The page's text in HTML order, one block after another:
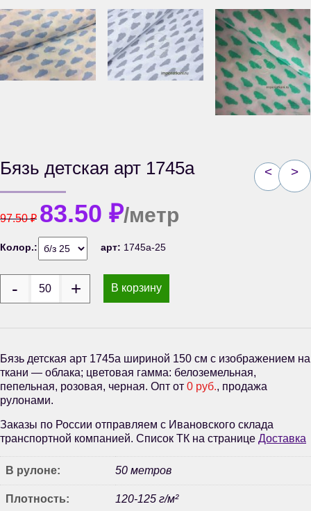
< >
Бязь детская арт 1745а
97.50₽ 83.50 ₽/метр
Колор.: арт: 1745а-25
В корзину
Бязь детская арт 1745а шириной 150 см с изображением на
ткани — облака; цветовая гамма: белоземельная,
пепельная, розовая, черная. Опт от 0 руб., продажа
рулонами.
Заказы по России отправляем с Ивановского склада
транспортной компанией. Список ТК на странице Доставка
В рулоне: 50 метров
Плотность: 120-125 г/м²